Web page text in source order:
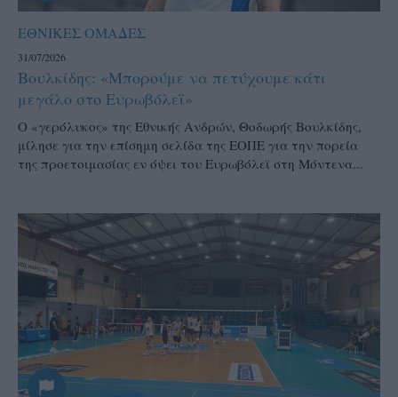
ΕΘΝΙΚΕΣ ΟΜΑΔΕΣ
31/07/2026
Βουλκίδης: «Μπορούμε να πετύχουμε κάτι
μεγάλο στο Ευρωβόλεϊ»
Ο «γερόλυκος» της Εθνικής Ανδρών, Θοδωρής Βουλκίδης,
μίλησε για την επίσημη σελίδα της ΕΟΠΕ για την πορεία
της προετοιμασίας εν όψει του Ευρωβόλεϊ στη Μόντενα...